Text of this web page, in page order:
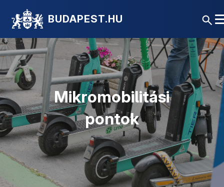
BUDAPEST.HU
Mikromobilitási
pontok